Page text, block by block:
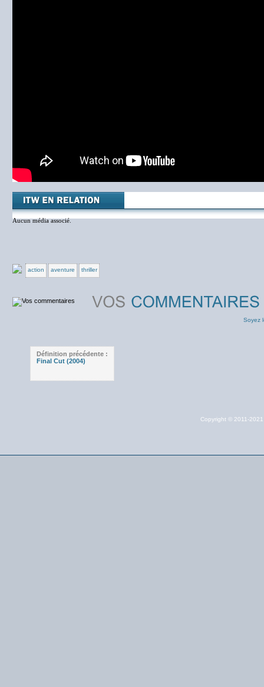
Aucun média associé.
action aventure thriller
Soyez
Définition précédente :
Final Cut (2004)
Copyright © 2011-